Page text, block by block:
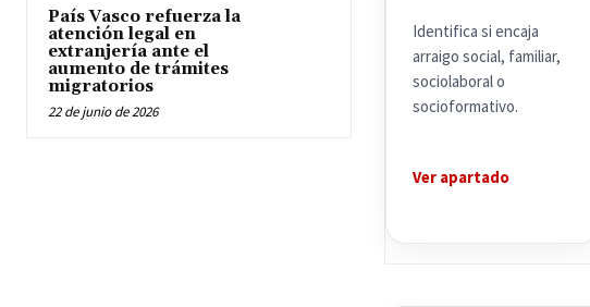
País Vasco refuerza la
atención legal en
extranjería ante el
aumento de trámites
migratorios
22 de junio de 2026
Identifica si encaja
arraigo social, familiar,
sociolaboral o
socioformativo.
Ver apartado